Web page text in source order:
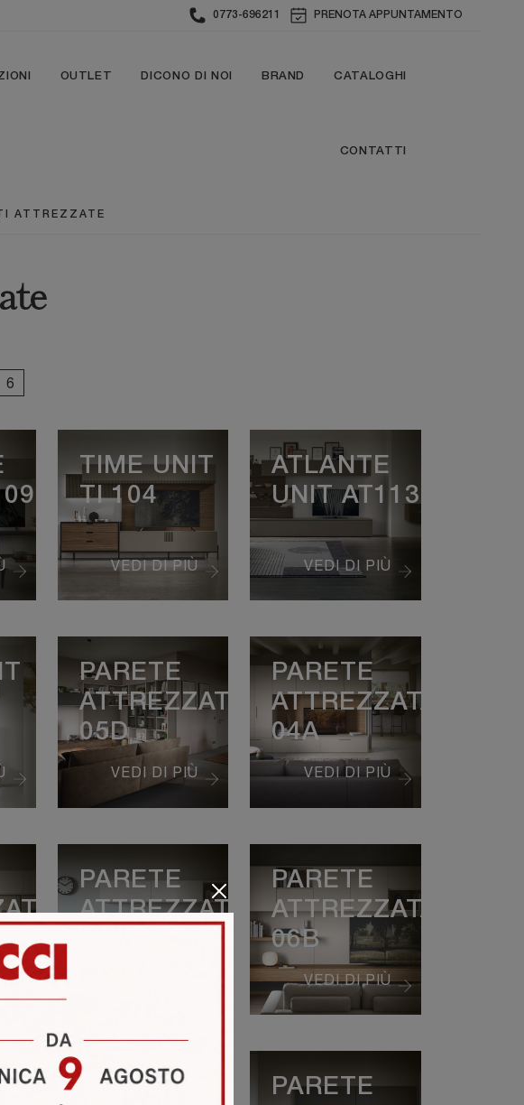
0773-696211 PRENOTA APPUNTAMENTO
OUTLET DICONO DI NOI BRAND CATALOGHI
CONTATTI
ATTREZZATE
6
VEDI DI PIÙ
TIME UNIT
TI 104
VEDI DI PIÙ
ATLANTE
UNIT AT113
VEDI DI PIÙ
PARETE
ATTREZZATA
05D
VEDI DI PIÙ
PARETE
ATTREZZATA
04A
PARETE
ATTREZZATA
VEDI DI PIÙ
PARETE
ATTREZZATA
06B
PARETE
PARETE